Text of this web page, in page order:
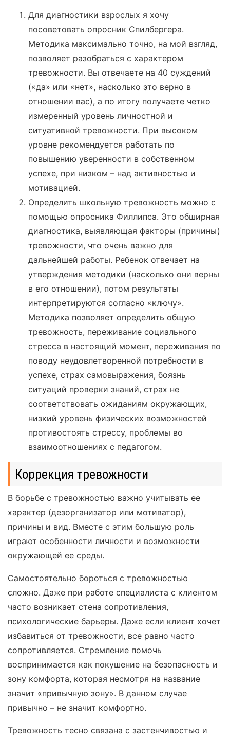
Для диагностики взрослых я хочу
посоветовать опросник Спилбергера.
Методика максимально точно, на мой взгляд,
позволяет разобраться с характером
тревожности. Вы отвечаете на 40 суждений
(«да» или «нет», насколько это верно в
отношении вас), а по итогу получаете четко
измеренный уровень личностной и
ситуативной тревожности. При высоком
уровне рекомендуется работать по
повышению уверенности в собственном
успехе, при низком – над активностью и
мотивацией.
Определить школьную тревожность можно с
помощью опросника Филлипса. Это обширная
диагностика, выявляющая факторы (причины)
тревожности, что очень важно для
дальнейшей работы. Ребенок отвечает на
утверждения методики (насколько они верны
в его отношении), потом результаты
интерпретируются согласно «ключу».
Методика позволяет определить общую
тревожность, переживание социального
стресса в настоящий момент, переживания по
поводу неудовлетворенной потребности в
успехе, страх самовыражения, боязнь
ситуаций проверки знаний, страх не
соответствовать ожиданиям окружающих,
низкий уровень физических возможностей
противостоять стрессу, проблемы во
взаимоотношениях с педагогом.
Коррекция тревожности
В борьбе с тревожностью важно учитывать ее
характер (дезорганизатор или мотиватор),
причины и вид. Вместе с этим большую роль
играют особенности личности и возможности
окружающей ее среды.
Самостоятельно бороться с тревожностью
сложно. Даже при работе специалиста с клиентом
часто возникает стена сопротивления,
психологические барьеры. Даже если клиент хочет
избавиться от тревожности, все равно часто
сопротивляется. Стремление помочь
воспринимается как покушение на безопасность и
зону комфорта, которая несмотря на название
значит «привычную зону». В данном случае
привычно – не значит комфортно.
Тревожность тесно связана с застенчивостью и